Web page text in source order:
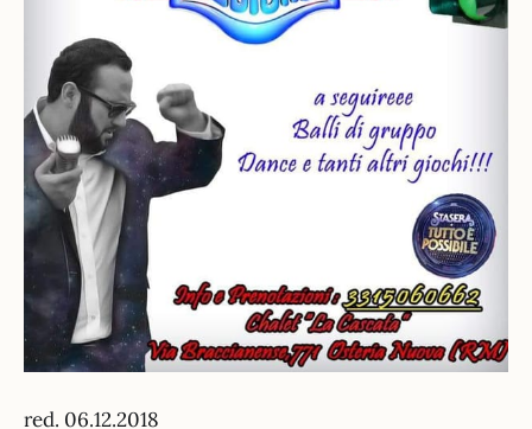
red. 06.12.2018